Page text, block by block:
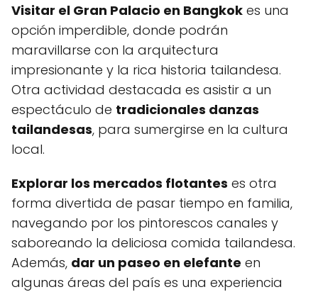
Visitar el Gran Palacio en Bangkok es una
opción imperdible, donde podrán
maravillarse con la arquitectura
impresionante y la rica historia tailandesa.
Otra actividad destacada es asistir a un
espectáculo de tradicionales danzas
tailandesas, para sumergirse en la cultura
local.
Explorar los mercados flotantes es otra
forma divertida de pasar tiempo en familia,
navegando por los pintorescos canales y
saboreando la deliciosa comida tailandesa.
Además, dar un paseo en elefante en
algunas áreas del país es una experiencia